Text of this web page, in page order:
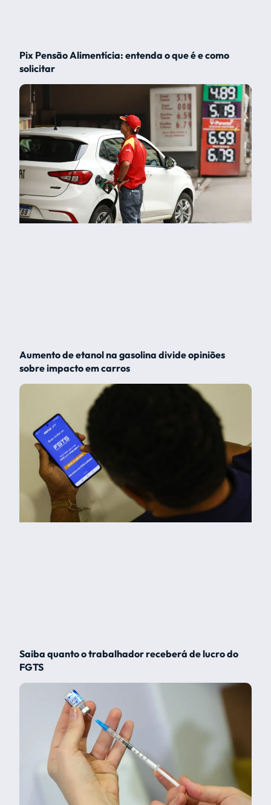
Pix Pensão Alimentícia: entenda o que é e como
solicitar
Aumento de etanol na gasolina divide opiniões
sobre impacto em carros
Saiba quanto o trabalhador receberá de lucro do
FGTS